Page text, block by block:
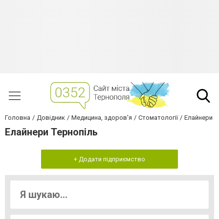
Головна Довідник Медицина, здоров'я Стоматології Елайнери
Елайнери Тернопiль
+ Додати підприємство